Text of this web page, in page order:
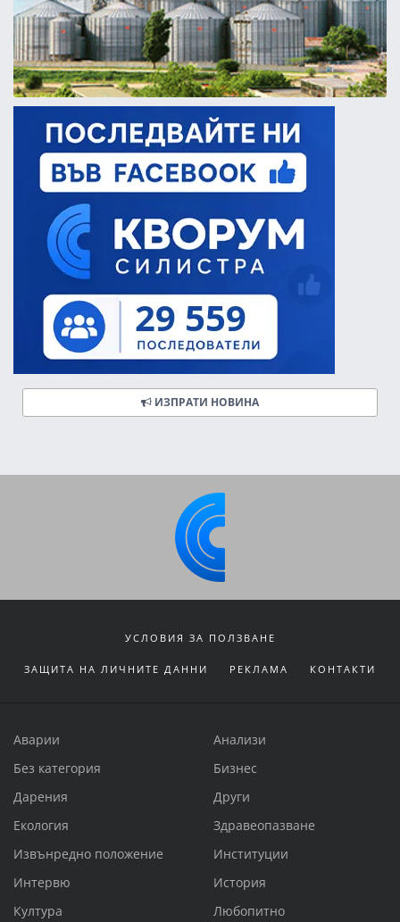
ИЗПРАТИ НОВИНА
УСЛОВИЯ ЗА ПОЛЗВАНЕ
ЗАЩИТА НА ЛИЧНИТЕ ДАННИ РЕКЛАМА КОНТАКТИ
Аварии
Анализи
Без категория
Бизнес
Дарения
Други
Екология
Здравеопазване
Извънредно положение
Институции
Интервю
История
Култура
Любопитно